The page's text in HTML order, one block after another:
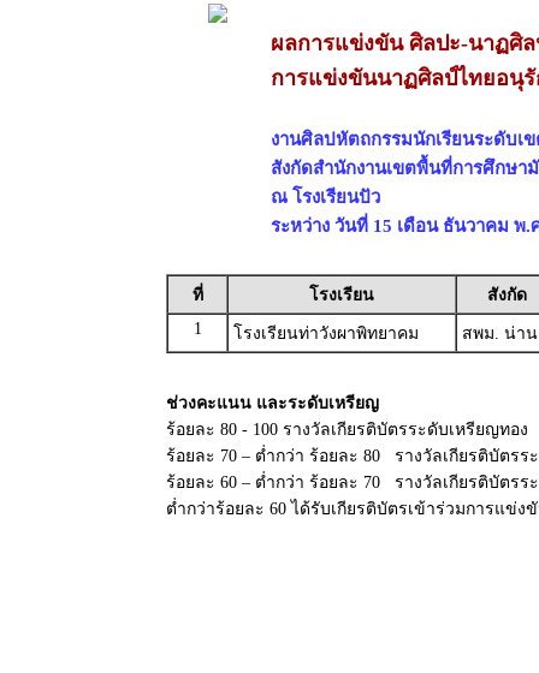
ผลการแข่งขัน ศิลปะ-นาฏศิ
การแข่งขันนาฏศิลป์ไทยอนุ
งานศิลปหัตถกรรมนักเรียนระดับเ
สังกัดสำนักงานเขตพื้นที่การศึกษา
ณ โรงเรียนปัว
ระหว่าง วันที่ 15 เดือน ธันวาคม พ.
ที่ โรงเรียน
สังกัด
1
โรงเรียนท่าวังผาพิทยาคม สพม. น่าน
ช่วงคะแนน และระดับเหรียญ
ร้อยละ 80 - 100 รางวัลเกียรติบัตรระดับเหรียญทอง
ร้อยละ 70 – ต่ำกว่า ร้อยละ 80 รางวัลเกียรติบัตรร
ร้อยละ 60 – ต่ำกว่า ร้อยละ 70 รางวัลเกียรติบัตรร
ต่ำกว่าร้อยละ 60 ได้รับเกียรติบัตรเข้าร่วมการแข่ง